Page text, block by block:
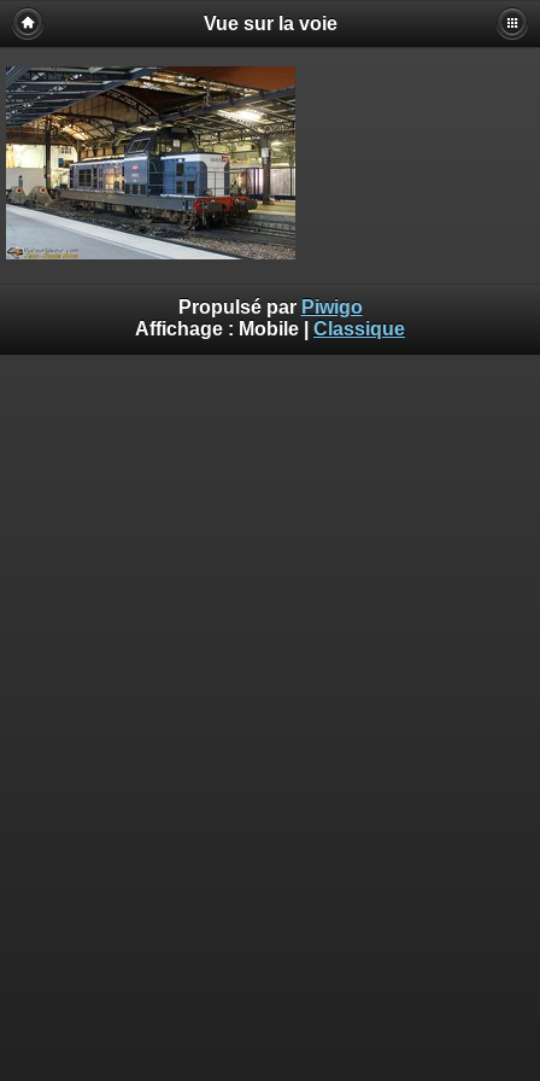
Vue sur la voie
Propulsé par Piwigo
Affichage : Mobile Classique